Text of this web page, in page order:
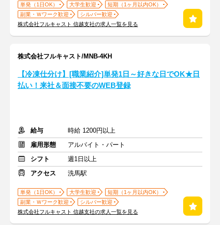
単発（1日OK） 大学生歓迎
短期（1ヶ月以内OK）
副業・Ｗワーク歓迎
シルバー歓迎
株式会社フルキャスト 信越支社の求人一覧を見る
株式会社フルキャスト/MNB-4KH
【冷凍仕分け】[職業紹介]単発1日～好きな日でOK★日
払い！来社＆面接不要のWEB登録
給与
時給 1200円以上
雇用形態
アルバイト・パート
シフト
週1日以上
アクセス
洗馬駅
単発（1日OK） 大学生歓迎
短期（1ヶ月以内OK）
副業・Ｗワーク歓迎
シルバー歓迎
株式会社フルキャスト 信越支社の求人一覧を見る